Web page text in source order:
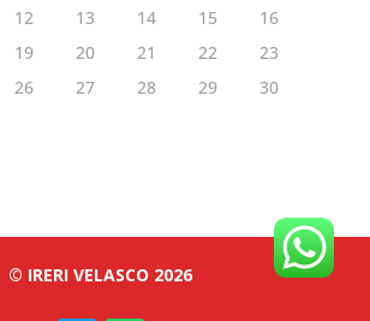
12 13 14 15
16
19 20 21 22
23
26 27 28 29
30
© IRERI VELASCO 2026